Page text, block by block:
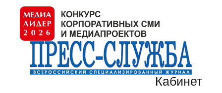
Кабинет